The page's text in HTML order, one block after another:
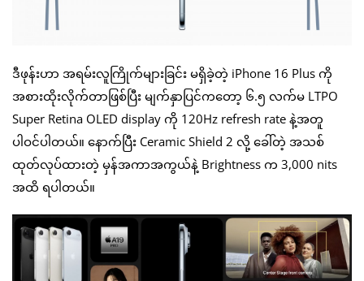
ဒီဖုန်းဟာ အရမ်းလူကြိုက်များခြင်း မရှိခဲ့တဲ့ iPhone 16 Plus ကို
အစားထိုးလိုက်တာဖြစ်ပြီး မျက်နှာပြင်ကတော့ ၆.၅ လက်မ LTPO
Super Retina OLED display ကို 120Hz refresh rate နဲ့အတူ
ပါဝင်ပါတယ်။ နောက်ပြီး Ceramic Shield 2 လို့ ခေါ်တဲ့ အသစ်
ထုတ်လုပ်ထားတဲ့ မှန်အကာအကွယ်နဲ့ Brightness က 3,000 nits
အထိ ရပါတယ်။